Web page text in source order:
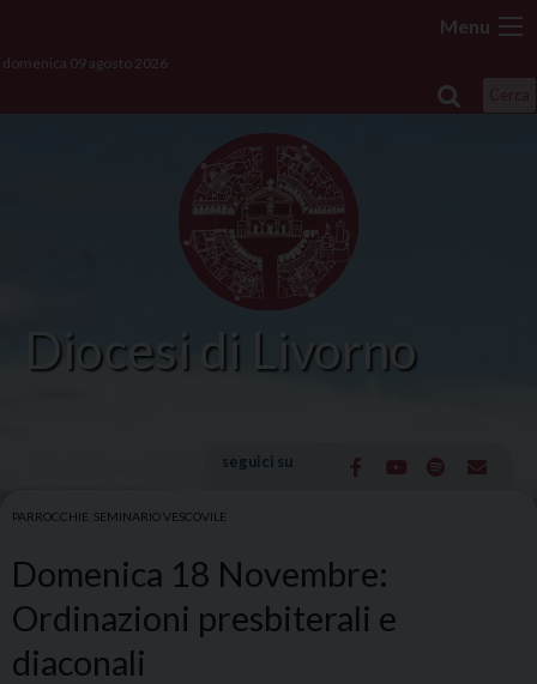
content
Menu
domenica 09 agosto 2026
Diocesi di Livorno
seguici su
PARROCCHIE SEMINARIO VESCOVILE
Domenica 18 Novembre:
Ordinazioni presbiterali e
diaconali